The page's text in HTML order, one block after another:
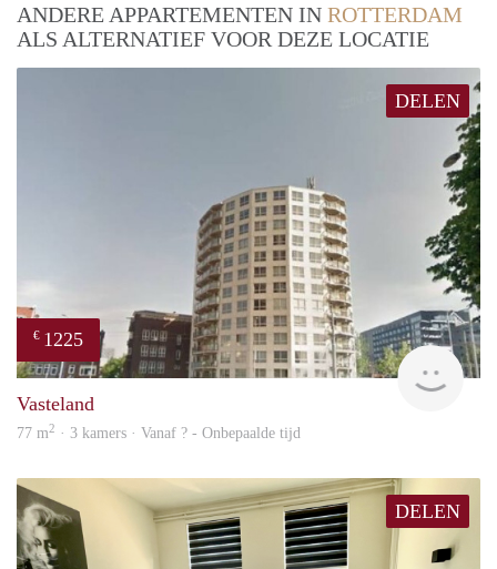
ANDERE APPARTEMENTEN IN ROTTERDAM
ALS ALTERNATIEF VOOR DEZE LOCATIE
DELEN
€ 1225
rent
Vasteland
77 m2 · 3 kamers · Vanaf ? - Onbepaalde tijd
DELEN